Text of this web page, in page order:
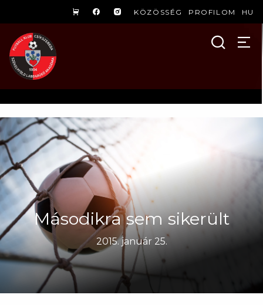
KÖZÖSSÉG PROFILOM HU
Másodikra sem sikerült
2015. január 25.